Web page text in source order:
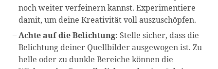
noch weiter verfeinern kannst. Experimentiere
damit, um deine Kreativität voll auszuschöpfen.
Achte auf die Belichtung: Stelle sicher, dass die
Belichtung deiner Quellbilder ausgewogen ist. Zu
helle oder zu dunkle Bereiche können die